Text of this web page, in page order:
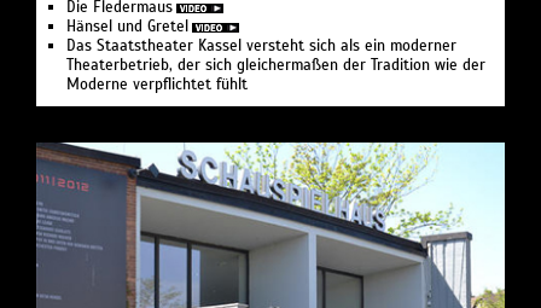
Die Fledermaus
Hänsel und Gretel
Das Staatstheater Kassel versteht sich als ein moderner
Theaterbetrieb, der sich gleichermaßen der Tradition wie der
Moderne verpflichtet fühlt